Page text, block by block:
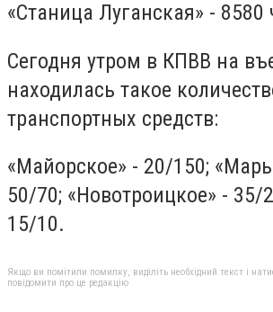
«Станица Луганская» - 8580
Сегодня утром в КПВВ на
находилась такое
транспортных средств:
«Майорское» - 20/150;
50/70; «Новотроицкое» - 35/
15/10.
Якщо ви помітили помилку, виділіть необхідний текст і
повідомити про це редакцію